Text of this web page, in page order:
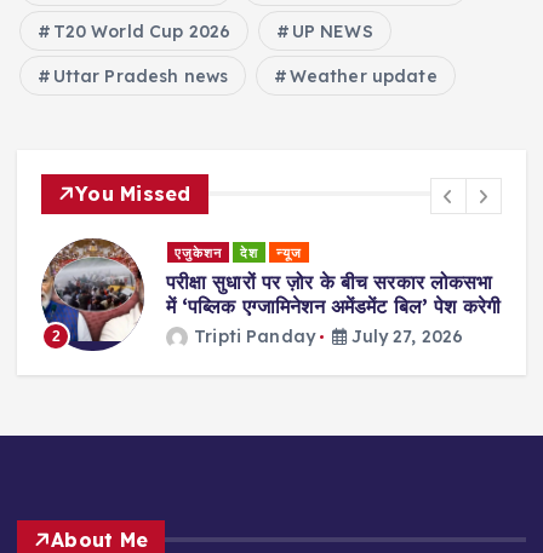
T20 World Cup 2026 UP NEWS
Uttar Pradesh news Weather update
You Missed
एजुकेशन देश न्यूज
परीक्षा सुधारों पर ज़ोर के बीच सरकार लोकसभा
में ‘पब्लिक एग्जामिनेशन अमेंडमेंट बिल’ पेश करेगी
Tripti Panday July 27, 2026
About Me